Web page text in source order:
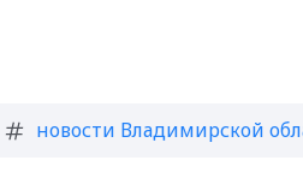
новости Владимирской